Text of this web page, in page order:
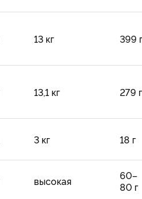
13 кг 399
13,1 кг 279 г
3 кг 18 г
высокая
60–
80 г